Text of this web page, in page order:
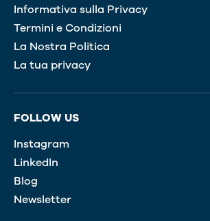
Informativa sulla Privacy
Termini e Condizioni
La Nostra Politica
La tua privacy
FOLLOW US
Instagram
LinkedIn
Blog
Newsletter